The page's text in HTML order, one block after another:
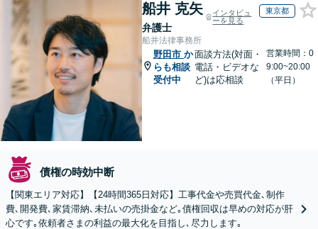
船井 克矢
弁護士
インタビュ
ーを見る
東京都
船井法律事務所
野田市 か
らも相談
受付中
面談方法(対面・
電話・ビデオな
ど)は応相談
営業時間：0
9:00~20:00
（平日）
債権の時効中断
【関東エリア対応】【24時間365日対応】工事代金や売買代金､制作
費､開発費､家賃滞納､未払いの売掛金など｡債権回収は早めの対応が肝
心です｡依頼者さまの利益の最大化を目指し､尽力します｡